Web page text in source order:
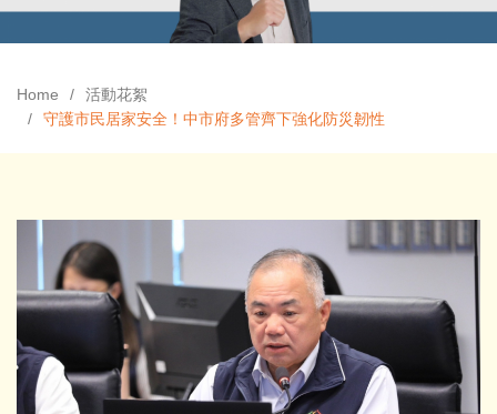
Home
活動花絮
守護市民居家安全！中市府多管齊下強化防災韌性